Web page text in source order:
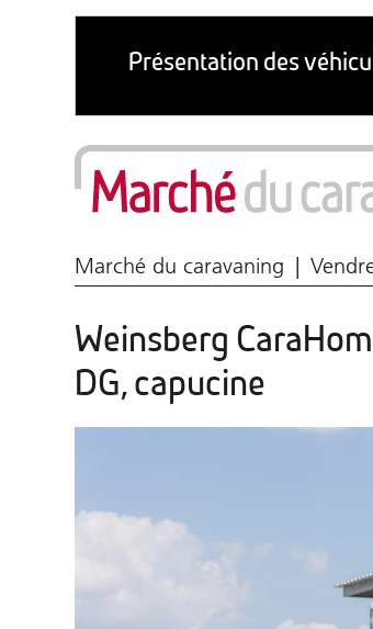
Marché du caravaning
Weinsberg
DG, capucine